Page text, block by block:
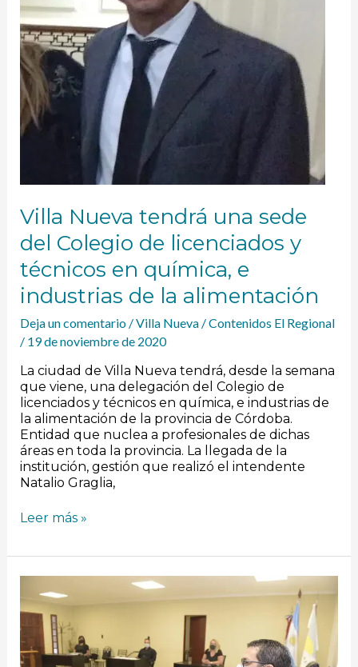
Villa Nueva tendrá una sede
del Colegio de licenciados y
técnicos en química, e
industrias de la alimentación
Deja un comentario /Villa Nueva/Contenidos El Regional
/ 19 de noviembre de 2020
La ciudad de Villa Nueva tendrá, desde la semana
que viene, una delegación del Colegio de
licenciados y técnicos en química, e industrias de
la alimentación de la provincia de Córdoba.
Entidad que nuclea a profesionales de dichas
áreas en toda la provincia. La llegada de la
institución, gestión que realizó el intendente
Natalio Graglia,
y
técnicos
en
química,
e
industrias
de
la
alimentación
Leer más »
Concejo
villanovense
aprobó
el
presupuesto,